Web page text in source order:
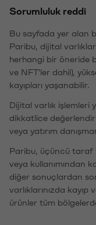
Sorumluluk reddi
Bu sayfada yer alan
Paribu, dijital
herhangi bir öneride
ve NFT'ler dahil),
kayıpları yaşanabilir.
Dijital varlık işlemleri
dikkatlice
veya yatırım
Paribu, üçüncü taraf
veya kullanımından
diğer sonuçlardan
varlıklarınızda
ürünler tüm